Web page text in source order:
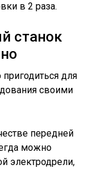
в 2 раза.
станок
для
своими
передней
можно
электродрели,